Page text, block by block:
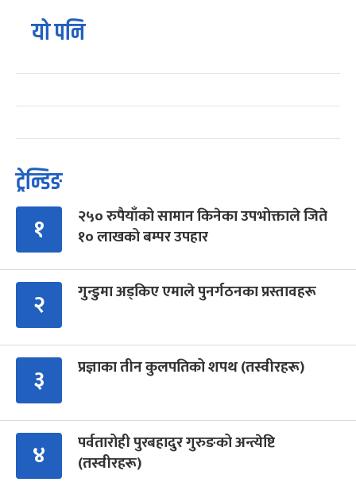
यो पनि
ट्रेन्डिङ
१
२५० रुपैयाँको सामान किनेका उपभोक्ताले जिते
१० लाखको बम्पर उपहार
२ गुन्डुमा अड्किए एमाले पुनर्गठनका प्रस्तावहरू
३ प्रज्ञाका तीन कुलपतिको शपथ (तस्वीरहरू)
४
पर्वतारोही पुरबहादुर गुरुङको अन्त्येष्टि
(तस्वीरहरू)